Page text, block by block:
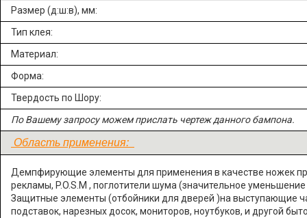
Размер (д:ш:в), мм:
Тип клея:
Материал:
Форма:
Твердость по Шору:
По Вашему запросу можем прислать чертеж данного бампона.
Область применения:
Демпфирующие элементы для применения в качестве ножек
рекламы, P.O.S.M , поглотители шума (значительное
Защитные элементы (отбойники для дверей )на выступающие
подставок, нарезных досок, мониторов, ноутбуков, и другой